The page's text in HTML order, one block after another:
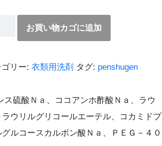
お買い物カゴに追加
ゴリー: 衣類用洗剤 タグ: penshugen
硫酸Ｎａ、ココアンホ酢酸Ｎａ、ラウ
ウリルグリコールエーテル、コカミドプ
ルコースカルボン酸Ｎａ、ＰＥＧ－４０